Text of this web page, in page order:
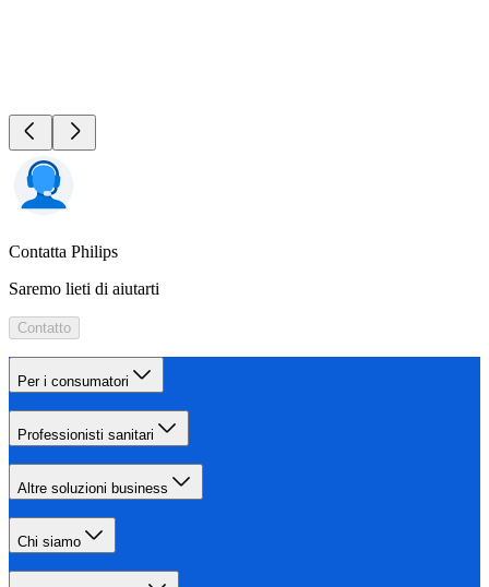
Contatta Philips
Saremo lieti di aiutarti
Contatto
Per i consumatori
Professionisti sanitari
Altre soluzioni business
Chi siamo